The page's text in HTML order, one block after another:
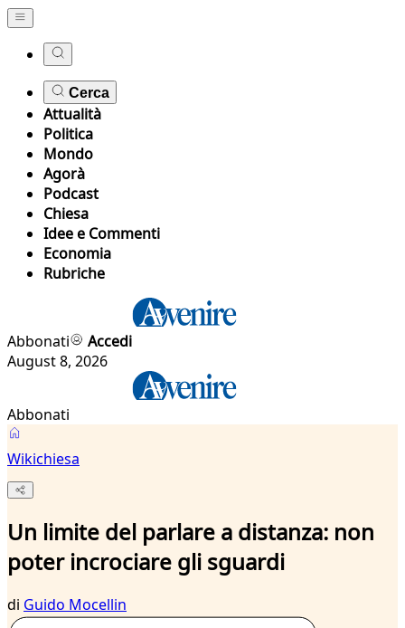
Cerca
Attualità
Politica
Mondo
Agorà
Podcast
Chiesa
Idee e Commenti
Economia
Rubriche
Abbonati
Accedi
August 8, 2026
Abbonati
Wikichiesa
Un limite del parlare a distanza: non
poter incrociare gli sguardi
di Guido Mocellin